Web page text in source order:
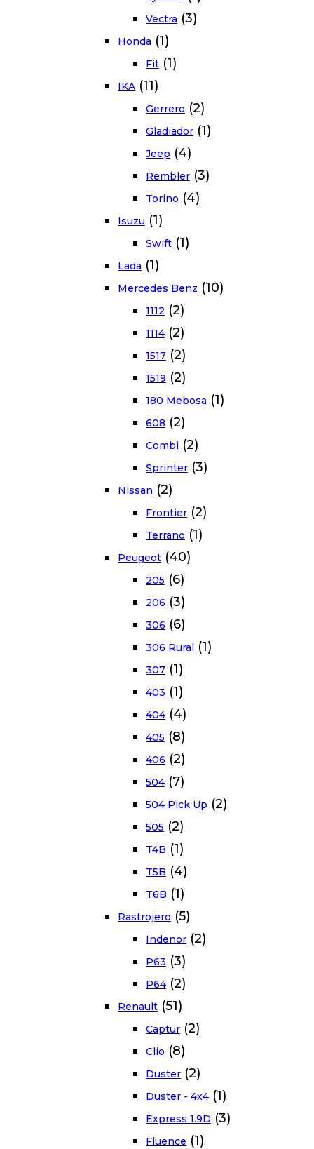
Vectra (3)
Honda (1)
Fit (1)
IKA (11)
Gerrero (2)
Gladiador (1)
Jeep (4)
Rembler (3)
Torino (4)
Isuzu (1)
Swift (1)
Lada (1)
Mercedes Benz (10)
1112 (2)
1114 (2)
1517 (2)
1519 (2)
180 Mebosa (1)
608 (2)
Combi (2)
Sprinter (3)
Nissan (2)
Frontier (2)
Terrano (1)
Peugeot (40)
205 (6)
206 (3)
306 (6)
306 Rural (1)
307 (1)
403 (1)
404 (4)
405 (8)
406 (2)
504 (7)
504 Pick Up (2)
505 (2)
T4B (1)
T5B (4)
T6B (1)
Rastrojero (5)
Indenor (2)
P63 (3)
P64 (2)
Renault (51)
Captur (2)
Clio (8)
Duster (2)
Duster - 4x4 (1)
Express 1.9D (3)
Fluence (1)